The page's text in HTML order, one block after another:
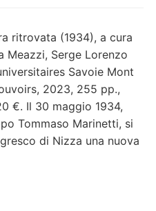
ritrovata (1934), a cura
Meazzi, Serge Lorenzo
Savoie Mont
2023, 255 pp.,
€. Il 30 maggio 1934,
Tommaso Marinetti, si
di Nizza una nuova